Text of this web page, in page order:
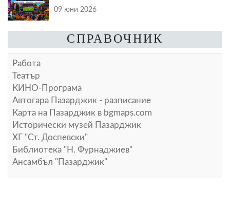
09 юни 2026
СПРАВОЧНИК
Работа
Театър
КИНО-Програма
Автогара Пазарджик - разписание
Карта на Пазарджик в bgmaps.com
Исторически музей Пазарджик
ХГ "Ст. Доспевски"
Библиотека "Н. Фурнаджиев"
Ансамбъл "Пазарджик"